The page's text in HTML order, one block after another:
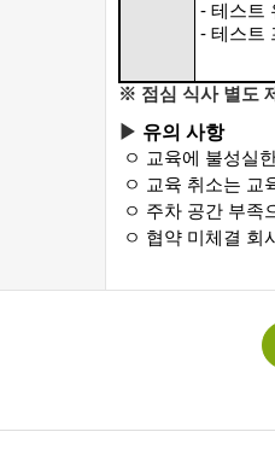
- 테스트
- 테스트
※ 점심 식사 별도
▶ 유의 사항
ㅇ 교육에 불성실
ㅇ 교육 취소는 교
ㅇ 주차 공간 부족
ㅇ 협약 미체결 회